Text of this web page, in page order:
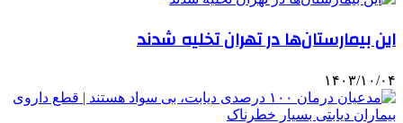
این بیمارستان‌ها در تهران تخلیه شدند
۱۴۰۳/۱۰/۰۴